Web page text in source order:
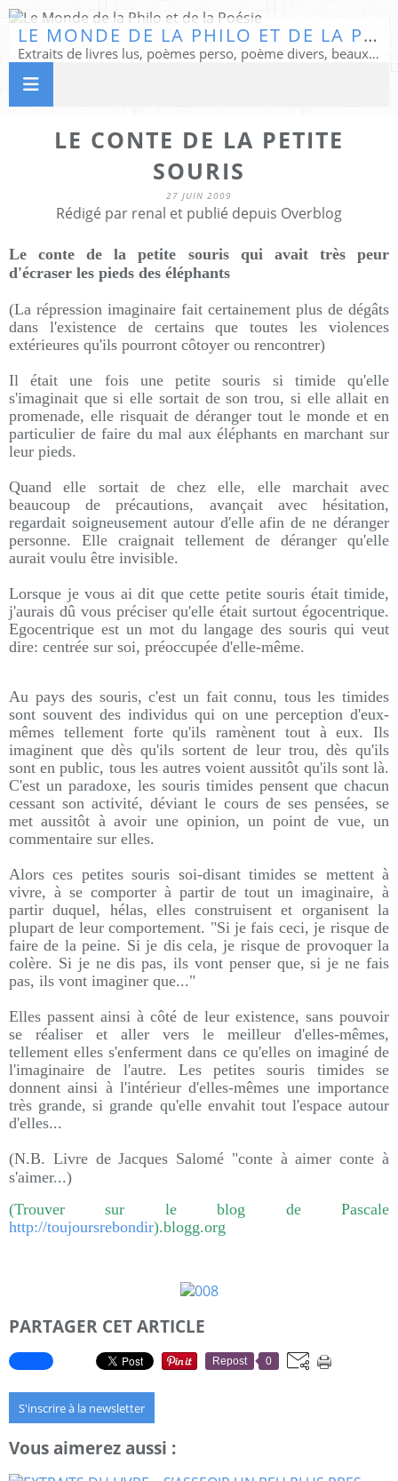
LE MONDE DE LA PHILO ET DE LA POÉSIE
Extraits de livres lus, poèmes perso, poème divers, beaux textes...
LE CONTE DE LA PETITE
SOURIS
27 JUIN 2009
Rédigé par renal et publié depuis Overblog
Le conte de la petite souris qui avait très peur
d'écraser les pieds des éléphants
(La répression imaginaire fait certainement plus de dégâts
dans l'existence de certains que toutes les violences
extérieures qu'ils pourront côtoyer ou rencontrer)
Il était une fois une petite souris si timide qu'elle
s'imaginait que si elle sortait de son trou, si elle allait en
promenade, elle risquait de déranger tout le monde et en
particulier de faire du mal aux éléphants en marchant sur
leur pieds.
Quand elle sortait de chez elle, elle marchait avec
beaucoup de précautions, avançait avec hésitation,
regardait soigneusement autour d'elle afin de ne déranger
personne. Elle craignait tellement de déranger qu'elle
aurait voulu être invisible.
Lorsque je vous ai dit que cette petite souris était timide,
j'aurais dû vous préciser qu'elle était surtout égocentrique.
Egocentrique est un mot du langage des souris qui veut
dire: centrée sur soi, préoccupée d'elle-même.
Au pays des souris, c'est un fait connu, tous les timides
sont souvent des individus qui on une perception d'eux-
mêmes tellement forte qu'ils ramènent tout à eux. Ils
imaginent que dès qu'ils sortent de leur trou, dès qu'ils
sont en public, tous les autres voient aussitôt qu'ils sont là.
C'est un paradoxe, les souris timides pensent que chacun
cessant son activité, déviant le cours de ses pensées, se
met aussitôt à avoir une opinion, un point de vue, un
commentaire sur elles.
Alors ces petites souris soi-disant timides se mettent à
vivre, à se comporter à partir de tout un imaginaire, à
partir duquel, hélas, elles construisent et organisent la
plupart de leur comportement. "Si je fais ceci, je risque de
faire de la peine. Si je dis cela, je risque de provoquer la
colère. Si je ne dis pas, ils vont penser que, si je ne fais
pas, ils vont imaginer que..."
Elles passent ainsi à côté de leur existence, sans pouvoir
se réaliser et aller vers le meilleur d'elles-mêmes,
tellement elles s'enferment dans ce qu'elles on imaginé de
l'imaginaire de l'autre. Les petites souris timides se
donnent ainsi à l'intérieur d'elles-mêmes une importance
très grande, si grande qu'elle envahit tout l'espace autour
d'elles...
(N.B. Livre de Jacques Salomé "conte à aimer conte à
s'aimer...)
(Trouver sur le blog de Pascale
http://toujoursrebondir).blogg.org
PARTAGER CET ARTICLE
Repost 0
S'inscrire à la newsletter
Vous aimerez aussi :